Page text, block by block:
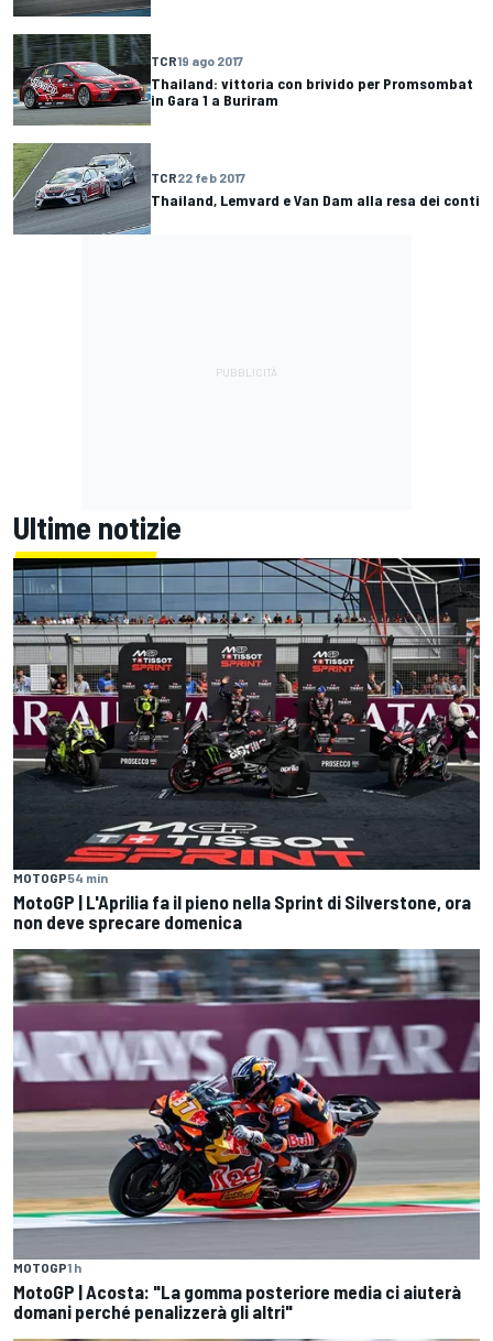
TCR19 ago 2017
Thailand: vittoria con brivido per Promsombat
in Gara 1 a Buriram
TCR22 feb 2017
Thailand, Lemvard e Van Dam alla resa dei conti
Ultime notizie
MOTOGP54 min
MotoGP | L'Aprilia fa il pieno nella Sprint di Silverstone, ora
non deve sprecare domenica
MOTOGP1 h
MotoGP | Acosta: "La gomma posteriore media ci aiuterà
domani perché penalizzerà gli altri"